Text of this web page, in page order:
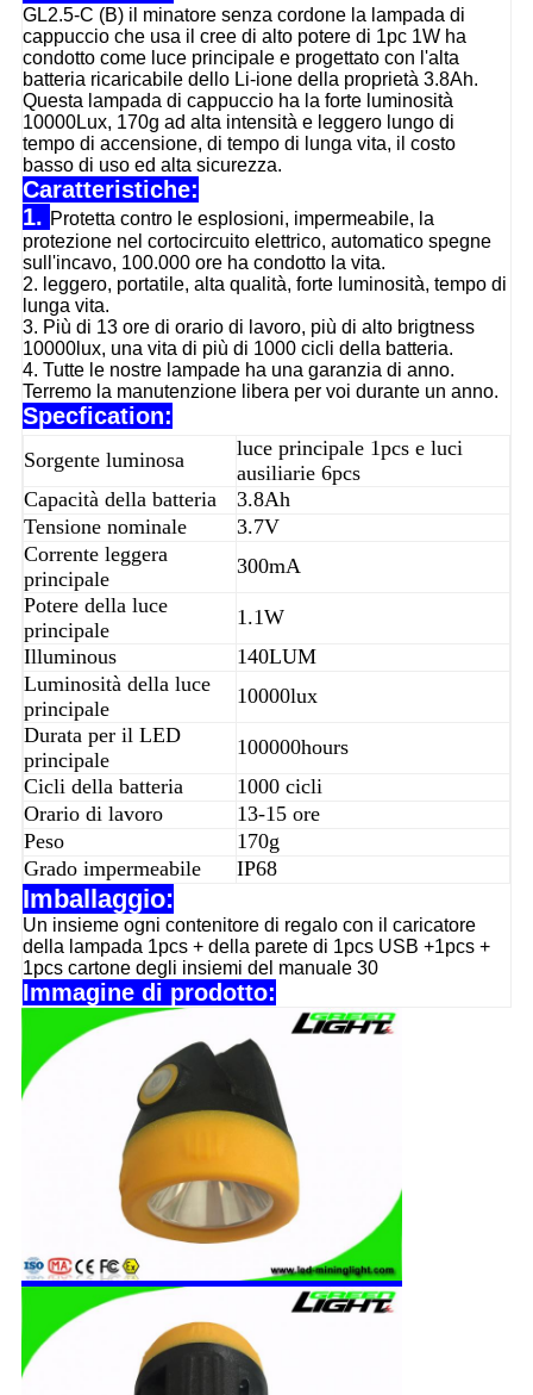
GL2.5-C (B) il minatore senza cordone la lampada di
cappuccio che usa il cree di alto potere di 1pc 1W ha
condotto come luce principale e progettato con l'alta
batteria ricaricabile dello Li-ione della proprietà 3.8Ah.
Questa lampada di cappuccio ha la forte luminosità
10000Lux, 170g ad alta intensità e leggero lungo di
tempo di accensione, di tempo di lunga vita, il costo
basso di uso ed alta sicurezza.
Caratteristiche:
1. Protetta contro le esplosioni, impermeabile, la
protezione nel cortocircuito elettrico, automatico spegne
sull'incavo, 100.000 ore ha condotto la vita.
2. leggero, portatile, alta qualità, forte luminosità, tempo di
lunga vita.
3. Più di 13 ore di orario di lavoro, più di alto brigtness
10000lux, una vita di più di 1000 cicli della batteria.
4. Tutte le nostre lampade ha una garanzia di anno.
Terremo la manutenzione libera per voi durante un anno.
Specfication:
Sorgente luminosa
luce principale 1pcs e luci
ausiliarie 6pcs
Capacità della batteria
3.8Ah
Tensione nominale
3.7V
Corrente leggera
principale
300mA
Potere della luce
principale
1.1W
Illuminous
140LUM
Luminosità della luce
principale
10000lux
Durata per il LED
principale
100000hours
Cicli della batteria
1000 cicli
Orario di lavoro
13-15 ore
Peso
170g
Grado impermeabile
IP68
Imballaggio:
Un insieme ogni contenitore di regalo con il caricatore
della lampada 1pcs + della parete di 1pcs USB +1pcs +
1pcs cartone degli insiemi del manuale 30
Immagine di prodotto: